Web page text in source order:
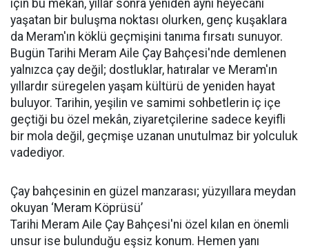
için bu mekân, yıllar sonra yeniden aynı heyecanı
yaşatan bir buluşma noktası olurken, genç kuşaklara
da Meram'ın köklü geçmişini tanıma fırsatı sunuyor.
Bugün Tarihi Meram Aile Çay Bahçesi'nde demlenen
yalnızca çay değil; dostluklar, hatıralar ve Meram'ın
yıllardır süregelen yaşam kültürü de yeniden hayat
buluyor. Tarihin, yeşilin ve samimi sohbetlerin iç içe
geçtiği bu özel mekân, ziyaretçilerine sadece keyifli
bir mola değil, geçmişe uzanan unutulmaz bir yolculuk
vadediyor.
Çay bahçesinin en güzel manzarası; yüzyıllara meydan
okuyan ‘Meram Köprüsü’
Tarihi Meram Aile Çay Bahçesi'ni özel kılan en önemli
unsur ise bulunduğu eşsiz konum. Hemen yanı